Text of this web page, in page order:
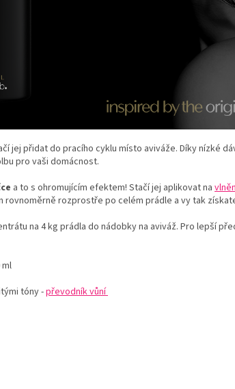
jej přidat do pracího cyklu místo aviváže. Díky nízké
pro vaši domácnost.
a to s ohromujícím efektem! Stačí jej aplikovat na
rovnoměrně rozprostře po celém prádle a vy tak
na 4 kg prádla do nádobky na aviváž. Pro lepší
ml
tóny -převodník vůní